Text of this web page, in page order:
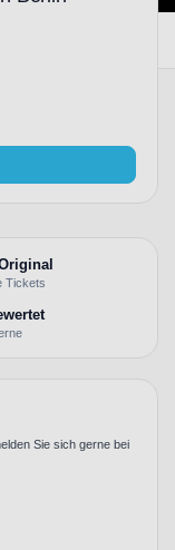
Tickets
Sie sich gerne bei